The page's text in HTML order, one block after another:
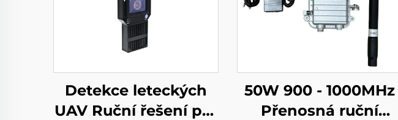
Detekce leteckých
UAV Ruční řešení pro
50W 900 - 1000MHz
Přenosná ruční